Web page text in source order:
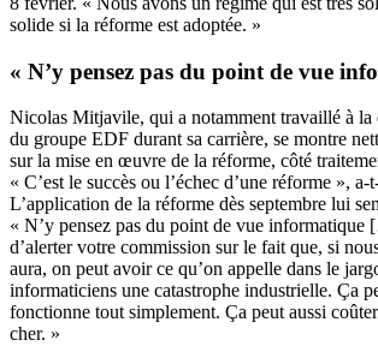
solide si la réforme est adoptée. »
« N’y pensez pas du point de vue
Nicolas Mitjavile, qui a notamment travaillé à
du groupe EDF durant sa carrière, se montre
sur la mise en œuvre de la réforme, côté
« C’est le succès ou l’échec d’une réforme »,
L’application de la réforme dès septembre lui
« N’y pensez pas du point de vue informatique
d’alerter votre commission sur le fait que, si
aura, on peut avoir ce qu’on appelle dans le
informaticiens une catastrophe industrielle. Ça
fonctionne tout simplement. Ça peut aussi
cher. »